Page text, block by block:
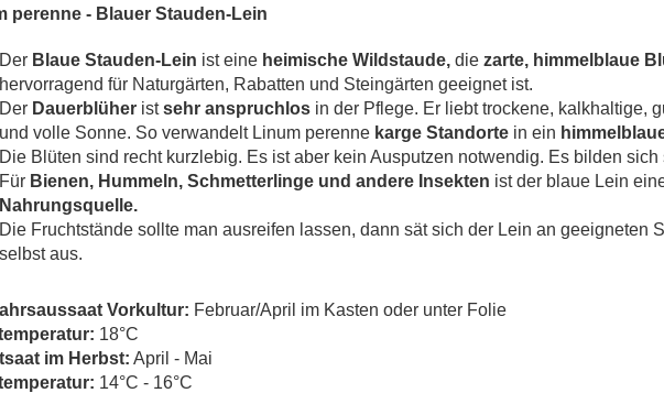
perenne - Blauer Stauden-Lein
Der Blaue Stauden-Lein ist eine heimische Wildstaude, die zarte, himmelblaue
hervorragend für Naturgärten, Rabatten und Steingärten geeignet ist.
Der Dauerblüher istsehr anspruchlos in der Pflege. Er liebt trockene, kalkhaltige,
und volle Sonne. So verwandelt Linum perenne karge Standorte in ein
Die Blüten sind recht kurzlebig. Es ist aber kein Ausputzen notwendig. Es bilden
Für Bienen, Hummeln, Schmetterlinge und andere Insekten ist der blaue Lein
Nahrungsquelle.
Die Fruchtstände sollte man ausreifen lassen, dann sät sich der Lein an geeigneten
selbst aus.
Vorkultur: Februar/April im Kasten oder unter Folie
18°C
im Herbst: April - Mai
14°C - 16°C